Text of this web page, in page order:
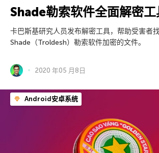
Shade勒索软件全面解密工
卡巴斯基研究人员发布解密工具，帮助受害者
Shade（Troldesh）勒索软件加密的文件。
2020 年05 月8日
Android安卓系统